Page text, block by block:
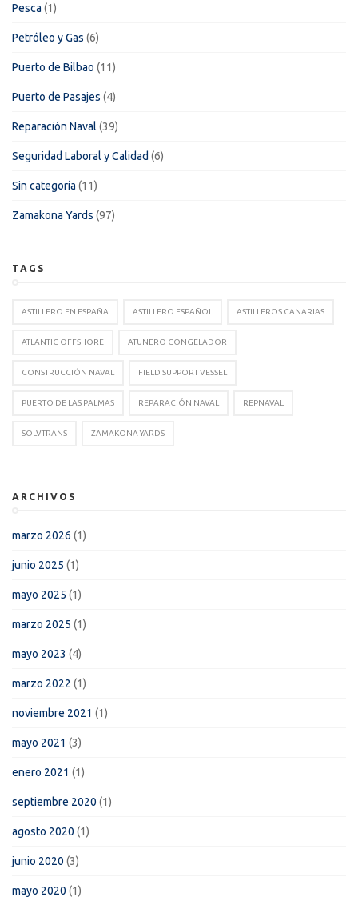
Pesca (1)
Petróleo y Gas (6)
Puerto de Bilbao (11)
Puerto de Pasajes (4)
Reparación Naval (39)
Seguridad Laboral y Calidad (6)
Sin categoría (11)
Zamakona Yards (97)
TAGS
ASTILLERO EN ESPAÑA ASTILLERO ESPAÑOL ASTILLEROS CANARIAS
ATLANTIC OFFSHORE ATUNERO CONGELADOR
CONSTRUCCIÓN NAVAL FIELD SUPPORT VESSEL
PUERTO DE LAS PALMAS REPARACIÓN NAVAL REPNAVAL
SOLVTRANS ZAMAKONA YARDS
ARCHIVOS
marzo 2026 (1)
junio 2025 (1)
mayo 2025 (1)
marzo 2025 (1)
mayo 2023 (4)
marzo 2022 (1)
noviembre 2021 (1)
mayo 2021 (3)
enero 2021 (1)
septiembre 2020 (1)
agosto 2020 (1)
junio 2020 (3)
mayo 2020 (1)